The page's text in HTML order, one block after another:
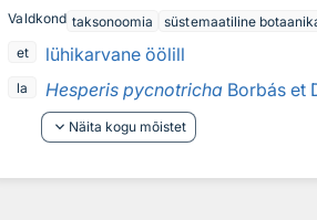
Valdkond taksonoomia
süstemaatiline
et
lühikarvane öölill
la Hesperis pycnotricha Borbás et
keyboard_arrow_down Näita kogu mõistet